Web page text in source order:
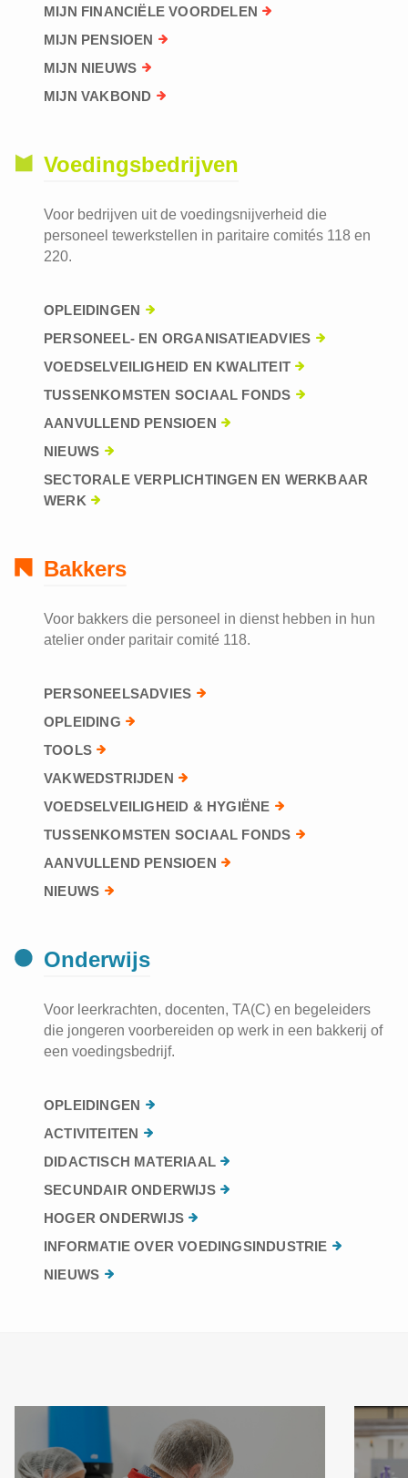
MIJN FINANCIËLE VOORDELEN
MIJN PENSIOEN
MIJN NIEUWS
MIJN VAKBOND
Voedingsbedrijven
Voor bedrijven uit de voedingsnijverheid die
personeel tewerkstellen in paritaire comités 118 en
220.
OPLEIDINGEN
PERSONEEL- EN ORGANISATIEADVIES
VOEDSELVEILIGHEID EN KWALITEIT
TUSSENKOMSTEN SOCIAAL FONDS
AANVULLEND PENSIOEN
NIEUWS
SECTORALE VERPLICHTINGEN EN WERKBAAR
WERK
Bakkers
Voor bakkers die personeel in dienst hebben in hun
atelier onder paritair comité 118.
PERSONEELSADVIES
OPLEIDING
TOOLS
VAKWEDSTRIJDEN
VOEDSELVEILIGHEID & HYGIËNE
TUSSENKOMSTEN SOCIAAL FONDS
AANVULLEND PENSIOEN
NIEUWS
Onderwijs
Voor leerkrachten, docenten, TA(C) en begeleiders
die jongeren voorbereiden op werk in een bakkerij of
een voedingsbedrijf.
OPLEIDINGEN
ACTIVITEITEN
DIDACTISCH MATERIAAL
SECUNDAIR ONDERWIJS
HOGER ONDERWIJS
INFORMATIE OVER VOEDINGSINDUSTRIE
NIEUWS